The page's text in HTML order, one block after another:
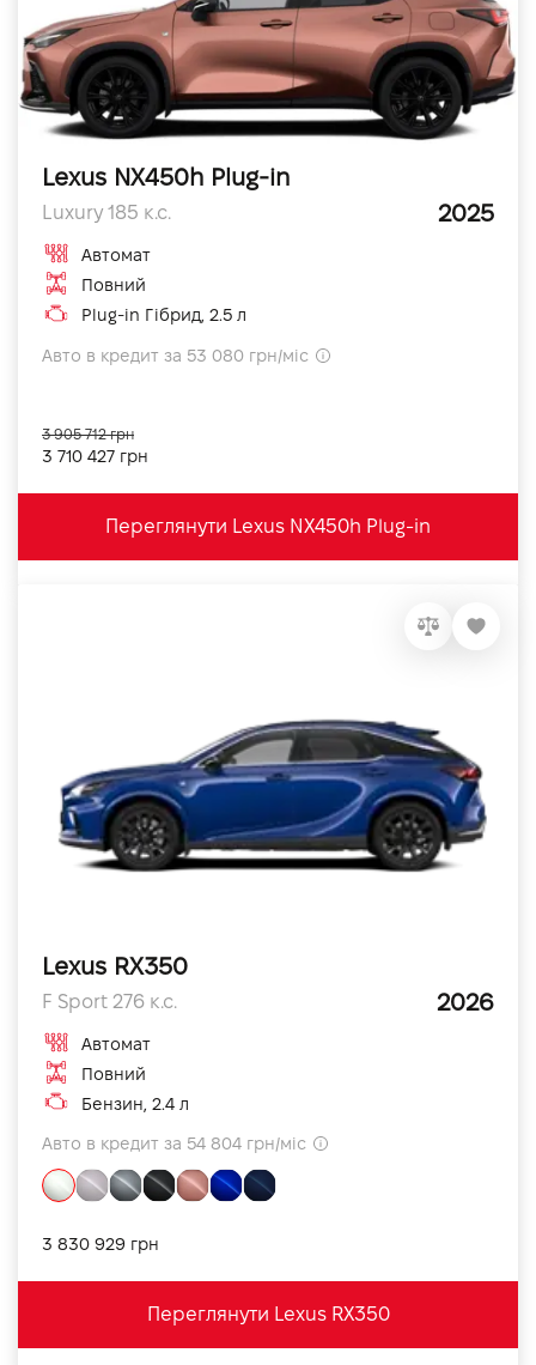
Lexus NX450h Plug-in
Luxury 185 к.с. 2025
Автомат
Повний
Plug-in Гібрид, 2.5 л
Авто в кредит за 53 080 грн/міс
3 710 427 грн
3 905 712 грн
Переглянути Lexus NX450h Plug-in
Lexus RX350
F Sport 276 к.с. 2026
Автомат
Повний
Бензин, 2.4 л
Авто в кредит за 54 804 грн/міс
3 830 929 грн
Переглянути Lexus RX350